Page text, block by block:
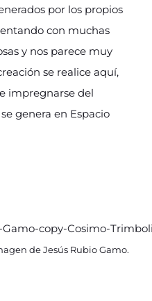
por los propios
con muchas
y nos parece muy
se realice aquí,
impregnarse del
genera en Espacio
de Jesús Rubio Gamo.